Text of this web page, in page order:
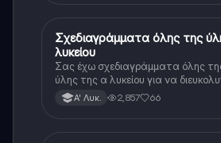
Ιστορία
Σχεδιαγράμματα όλης της
λυκείου
Σας έχω σχεδιαγράμματα όλης
ύλης της α λυκείου για να
τεράστιο βάρος του βιβλίου
Α' Λυκ. 2,857 66